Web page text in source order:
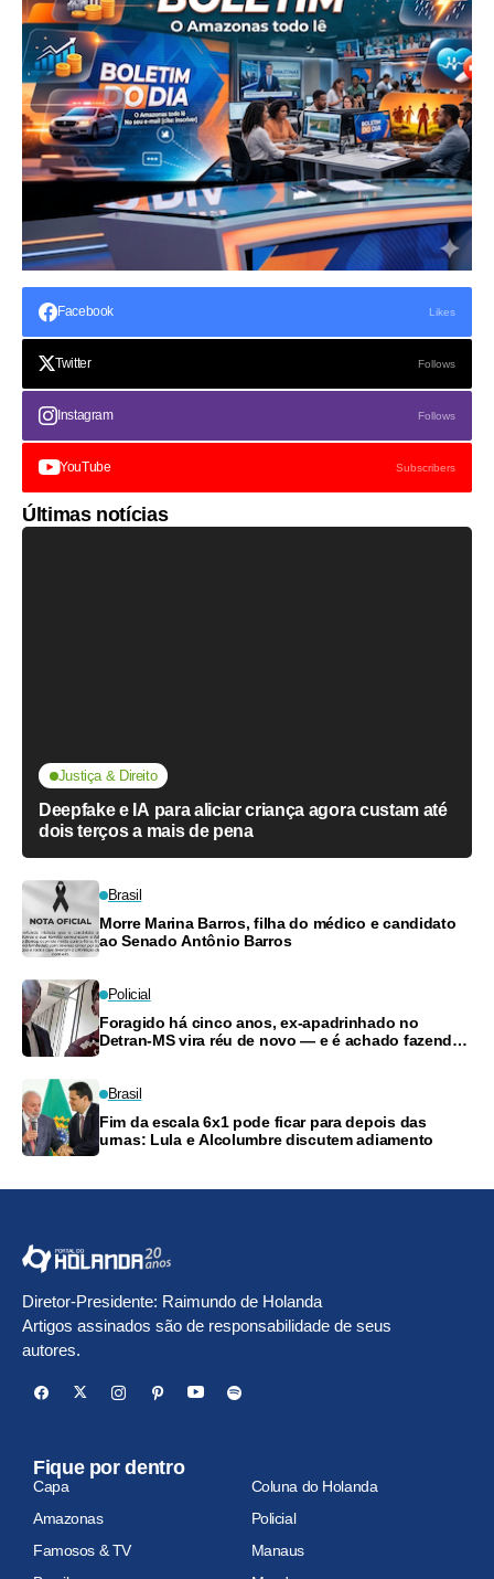
Facebook Likes
Twitter Follows
Instagram Follows
YouTube Subscribers
Últimas notícias
Justiça & Direito
Deepfake e IA para aliciar criança agora custam até
dois terços a mais de pena
Brasil
Morre Marina Barros, filha do médico e candidato
ao Senado Antônio Barros
Policial
Foragido há cinco anos, ex-apadrinhado no
Detran-MS vira réu de novo — e é achado fazendo
Brasil
Fim da escala 6x1 pode ficar para depois das
urnas: Lula e Alcolumbre discutem adiamento
Diretor-Presidente: Raimundo de Holanda
Artigos assinados são de responsabilidade de seus
autores.
Fique por dentro
Capa
Coluna do Holanda
Amazonas
Policial
Famosos & TV
Manaus